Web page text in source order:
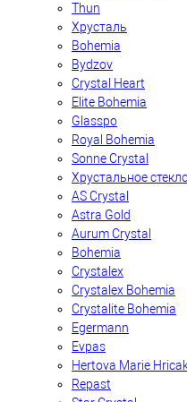
Thun
Хрусталь
Bohemia
Bydzov
Crystal Heart
Elite Bohemia
Glasspo
Royal Bohemia
Sonne Crystal
Хрустальное
AS Crystal
Astra Gold
Aurum Crystal
Bohemia
Crystalex
Crystalex Bohemia
Crystalite Bohemia
Egermann
Evpas
Hertova Marie
Repast